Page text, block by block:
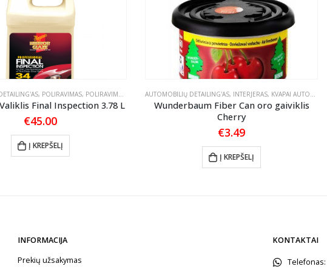
, POLIRAVIMAS, POLIRAVIMO PASTOS VALIKLIAI
Final Inspection 3.78 L
€45.00
Į KREPŠELĮ
AUTOMOBILIŲ DETAILING'AS, INTERJERAS, KVAPAI AUTOMOBILIUI
Wunderbaum Fiber Can oro gaiviklis
Cherry
€3.49
Į KREPŠELĮ
INFORMACIJA
Prekių užsakymas
KONTAKTAI
Telefonas: